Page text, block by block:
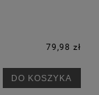
79,98 zł
DO KOSZYKA